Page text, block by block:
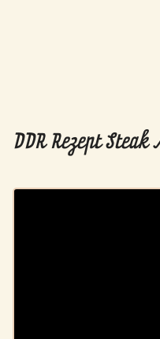
DDR Rezept Steak